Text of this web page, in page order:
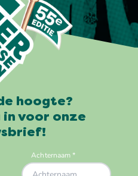
hoogte?
in voor onze